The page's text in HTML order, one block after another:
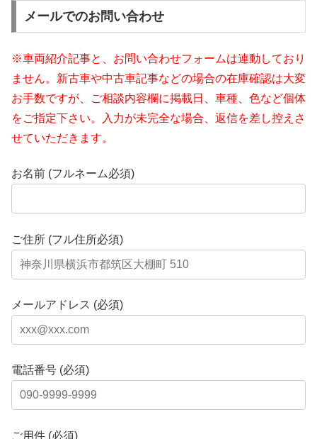
メールでのお問い合わせ
※車両紹介記事と、お問い合わせフォームは連動しており
ません。新古車や中古車記事などの場合の在庫確認は大変
お手数ですが、ご相談内容欄に掲載日、車種、色など個体
をご指定下さい。入力が未完全な場合、返信を差し控えさ
せていただきます。
お名前 (フルネーム必須)
ご住所 (フル住所必須)
メールアドレス (必須)
電話番号 (必須)
ご用件 (必須)